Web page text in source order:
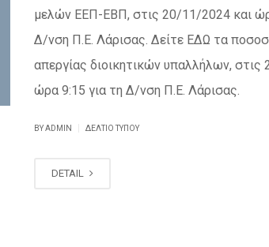
μελών ΕΕΠ-ΕΒΠ, στις 20/11/2024 και
Δ/νση Π.Ε. Λάρισας. Δείτε ΕΔΩ τα
απεργίας διοικητικών υπαλλήλων,
ώρα 9:15 για τη Δ/νση Π.Ε. Λάρισας.
BY ADMIN ΔΕΛΤΊΟ ΤΎΠΟΥ
DETAIL